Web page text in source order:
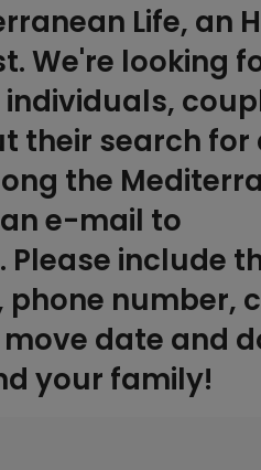
Life, an
We're looking
their search for
the
e-mail to
include
number,
date and
your family!